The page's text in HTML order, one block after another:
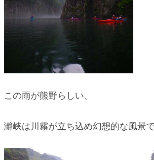
この雨が熊野らしい、
瀞峡は川霧が立ち込め幻想的な風景